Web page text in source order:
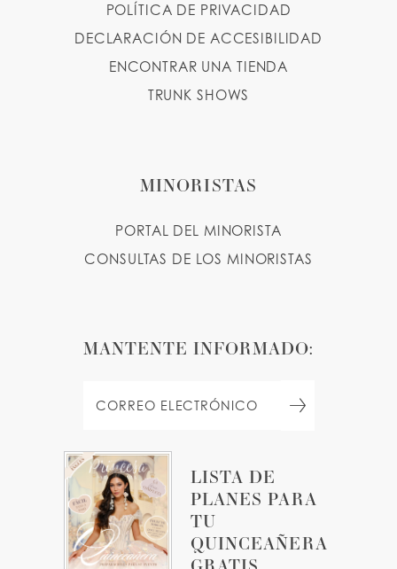
LISTA DE
PLANES PARA
TU
QUINCEAÑERA
POLÍTICA DE PRIVACIDAD
DECLARACIÓN DE ACCESIBILIDAD
ENCONTRAR UNA TIENDA
TRUNK SHOWS
MINORISTAS
PORTAL DEL MINORISTA
CONSULTAS DE LOS MINORISTAS
MANTENTE INFORMADO: